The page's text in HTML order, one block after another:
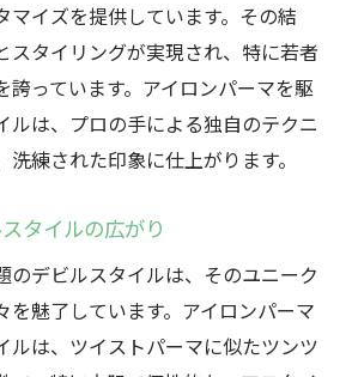
マイズを提供しています。その結
スタイリングが実現され、特に若者
誇っています。アイロンパーマを駆
ルは、プロの手による独自のテクニ
洗練された印象に仕上がります。
タイルの広がり
のデビルスタイルは、そのユニーク
を魅了しています。アイロンパーマ
ルは、ツイストパーマに似たツンツ